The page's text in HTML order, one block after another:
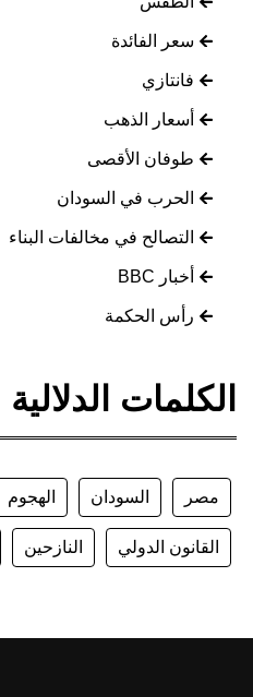
سعر الفائدة
فانتازي
أسعار الذهب
طوفان الأقصى
الحرب في السودان
التصالح في مخالفات البناء
أخبار BBC
رأس الحكمة
الكلمات الدلالية
مصر السودان الهجوم
القانون الدولي النازحين